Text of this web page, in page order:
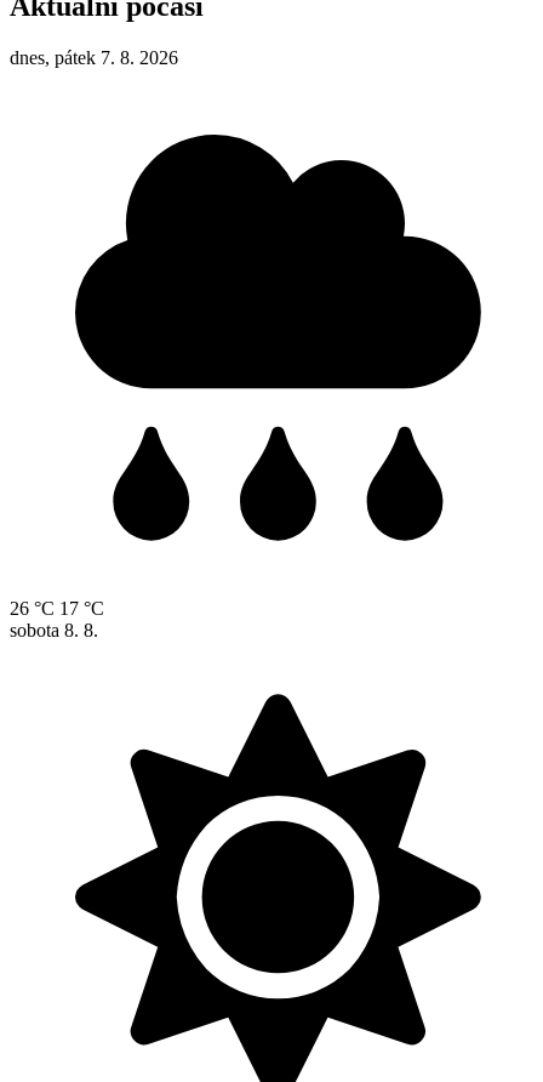
dnes, pátek 7. 8. 2026
26 °C 17 °C
sobota 8. 8.